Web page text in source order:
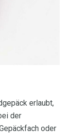
erlaubt,
der
oder